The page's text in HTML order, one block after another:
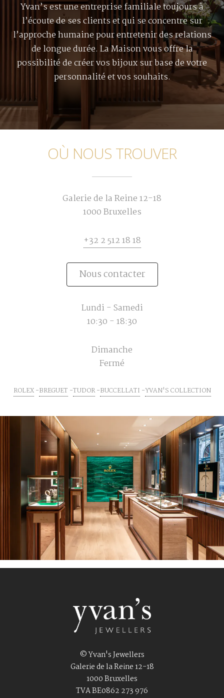
Yvan’s est une entreprise familiale toujours à
l’écoute de ses clients et qui se concentre sur
l’approche humaine pour entretenir des relations
de longue durée. La Maison vous offre la
possibilité de créer vos bijoux sur base de votre
personnalité et vos souhaits.
OÙ NOUS TROUVER
Galerie de la Reine 12-18
1000 Bruxelles
+32 2 512 18 18
Nous contacter
Lundi - Samedi
10:30 - 18:30
Dimanche
Fermé
ROLEX BREGUET TUDOR BUCCELLATI YVAN'S COLLECTION
© Yvan's Jewellers
Galerie de la Reine 12-18
1000 Bruxelles
TVA BE0862 273 976